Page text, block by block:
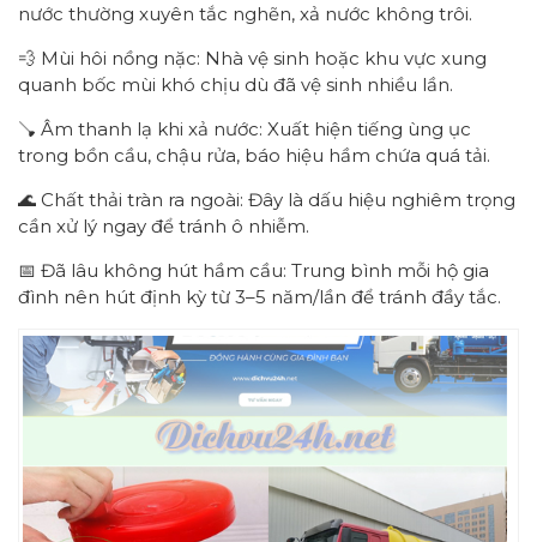
nước thường xuyên tắc nghẽn, xả nước không trôi.
💨 Mùi hôi nồng nặc: Nhà vệ sinh hoặc khu vực xung
quanh bốc mùi khó chịu dù đã vệ sinh nhiều lần.
🪠 Âm thanh lạ khi xả nước: Xuất hiện tiếng ùng ục
trong bồn cầu, chậu rửa, báo hiệu hầm chứa quá tải.
🌊 Chất thải tràn ra ngoài: Đây là dấu hiệu nghiêm trọng
cần xử lý ngay để tránh ô nhiễm.
📅 Đã lâu không hút hầm cầu: Trung bình mỗi hộ gia
đình nên hút định kỳ từ 3–5 năm/lần để tránh đầy tắc.